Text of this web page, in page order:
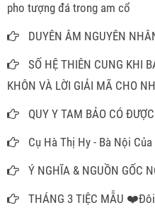
pho tượng đá trong am cổ
DUYÊN ÂM NGUYÊN
SỐ HỆ THIÊN CUNG KHI
KHÔN VÀ LỜI GIẢI MÃ CHO
THẾ
QUY Y TAM BẢO CÓ
Cụ Hà Thị Hy - Bà Nội
Ý NGHĨA & NGUỒN GỐC
THÁNG 3 TIỆC MẪU